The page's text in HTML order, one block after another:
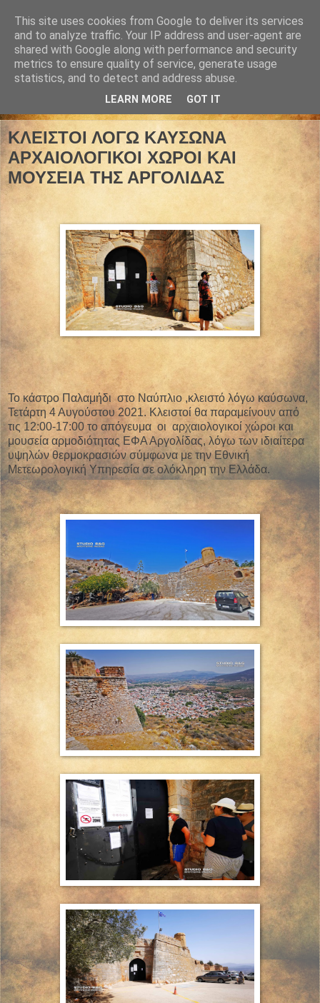
04 Αυγούστου 2021
ΚΛΕΙΣΤΟΙ ΛΟΓΩ ΚΑΥΣΩΝΑ
ΑΡΧΑΙΟΛΟΓΙΚΟΙ ΧΩΡΟΙ ΚΑΙ
ΜΟΥΣΕΙΑ ΤΗΣ ΑΡΓΟΛΙΔΑΣ
Το κάστρο Παλαμήδι στο Ναύπλιο ,κλειστό λόγω καύσωνα,
Τετάρτη 4 Αυγούστου 2021. Κλειστοί θα παραμείνουν από
τις 12:00-17:00 το απόγευμα οι αρχαιολογικοί χώροι και
μουσεία αρμοδιότητας ΕΦΑ Αργολίδας, λόγω των ιδιαίτερα
υψηλών θερμοκρασιών σύμφωνα με την Εθνική
Μετεωρολογική Υπηρεσία σε ολόκληρη την Ελλάδα.
This site uses cookies from Google to deliver its services
and to analyze traffic. Your IP address and user-agent are
shared with Google along with performance and security
metrics to ensure quality of service, generate usage
statistics, and to detect and address abuse.
LEARN MORE GOT IT